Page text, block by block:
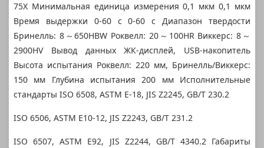
75X Минимальная единица измерения 0,1 мкм 0,1 мкм
Время выдержки 0-60 с 0-60 с Диапазон твердости
Бринелль: 8～650HBW Роквелл: 20～100HR Виккерс: 8～
2900HV Вывод данных ЖК-дисплей, USB-накопитель
Высота испытания Роквелл: 220 мм, Бринелль/Виккерс:
150 мм Глубина испытания 200 мм Исполнительные
стандарты ISO 6508, ASTM E-18, JIS Z2245, GB/T 230.2
ISO 6506, ASTM E10-12, JIS Z2243, GB/T 231.2
ISO 6507, ASTM E92, JIS Z2244, GB/T 4340.2 Габариты